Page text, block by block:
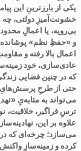
یکی از بارزترینِ این
خشونت‌آمیزِ دولتی، چه
بی‌رویه، یا اعمالِ
و «حفظِ نظم» پوشانده
اعمال بالا رفته و
عادی‌سازی، خود
که در چنین فضایی
حتی از طرحِ پرسش‌هایِ
می‌تواند به مثابه‌یِ
ترسِ فراگیر، خلاقیت،
علاوه بر این،
می‌سازد؛ چرخه‌ای که
کرده و زمینه‌سازِ